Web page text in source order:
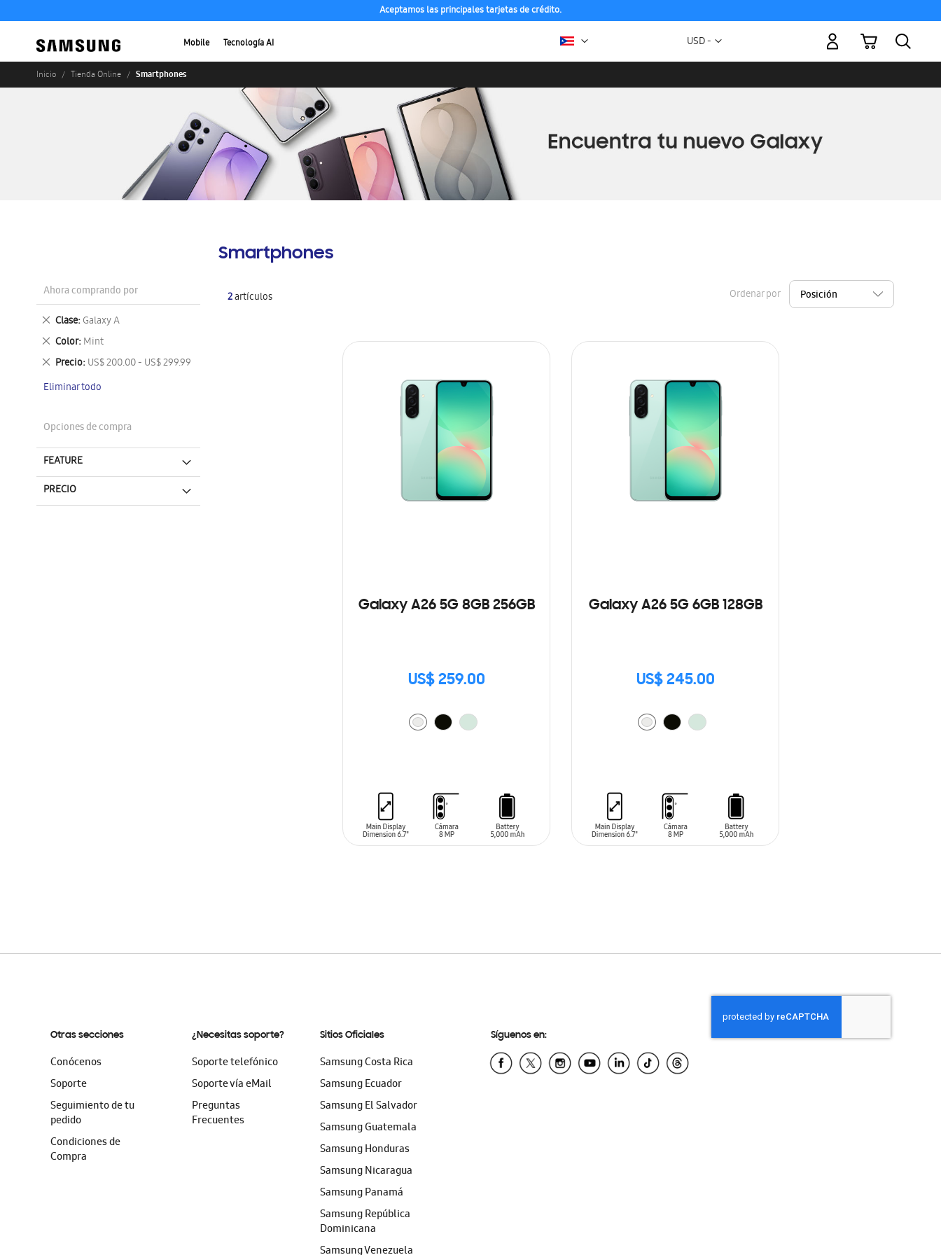
Aceptamos las principales tarjetas de crédito.
Mobile Tecnología AI Moneda
USD -
Mi carrito
Inicio Tienda Online Smartphones
Smartphones
2artículos Ordenar por
Galaxy A26 5G 8GB 256GB
US$ 259.00
Galaxy A26 5G 6GB 128GB
US$ 245.00
Ahora comprando por
Clase Galaxy A
Eliminar
este
artículo
Color Mint
Eliminar
este
artículo
Precio US$ 200.00 - US$ 299.99
Eliminar
artículo
Eliminar todo
Opciones de compra
FEATURE
PRECIO
Otras secciones
Conócenos
Soporte
Seguimiento de tu
pedido
Condiciones de
Compra
¿Necesitas soporte?
Soporte telefónico
Soporte vía eMail
Preguntas
Frecuentes
Sitios Oficiales
Samsung Costa Rica
Samsung Ecuador
Samsung El Salvador
Samsung Guatemala
Samsung Honduras
Samsung Nicaragua
Samsung Panamá
Samsung República
Dominicana
Samsung Venezuela
Síguenos en: